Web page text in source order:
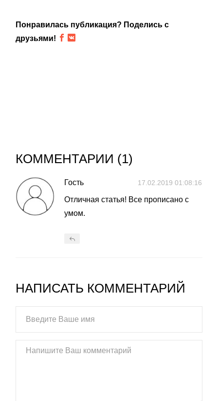
Понравилась публикация? Поделись с
друзьями!
КОММЕНТАРИИ (1)
Гость 17.02.2019 01:08:16
Отличная статья! Все прописано с
умом.
НАПИСАТЬ КОММЕНТАРИЙ